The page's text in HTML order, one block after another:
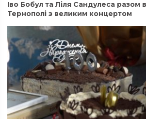
Іво Бобул та Ліля Сандулеса разом
Тернополі з великим концертом